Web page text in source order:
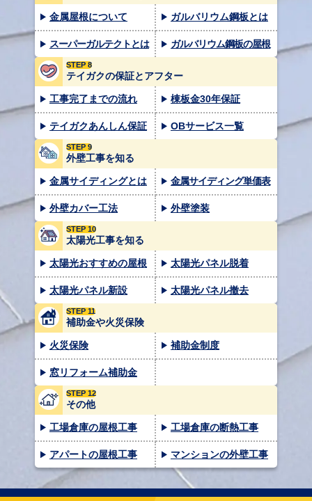
金属屋根について ガルバリウム鋼板とは
スーパーガルテクトとは ガルバリウム鋼板の屋根
STEP 8
テイガクの保証とアフター
工事完了までの流れ 棟板金30年保証
テイガクあんしん保証 OBサービス一覧
STEP 9
外壁工事を知る
金属サイディングとは 金属サイディング単価表
外壁カバー工法 外壁塗装
STEP 10
太陽光工事を知る
太陽光おすすめの屋根 太陽光パネル脱着
太陽光パネル新設 太陽光パネル撤去
STEP 11
補助金や火災保険
火災保険 補助金制度
窓リフォーム補助金
STEP 12
その他
工場倉庫の屋根工事 工場倉庫の断熱工事
アパートの屋根工事 マンションの外壁工事